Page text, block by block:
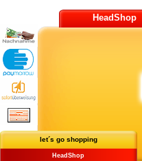
let´s go shopping
HeadShop
HeadShop